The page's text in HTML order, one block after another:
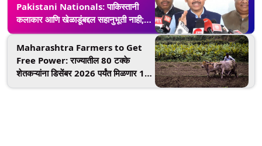
Pakistani Nationals: पाकिस्तानी
कलाकार आणि खेळाडूंबद्दल सहानुभूती नाही;
मुख्यमंत्र्यांनी सुरू केली पाकिस्तानींना हाकलून
लावण्याची तयारी
Maharashtra Farmers to Get
Free Power: राज्यातील 80 टक्के
शेतकऱ्यांना डिसेंबर 2026 पर्यंत मिळणार 12